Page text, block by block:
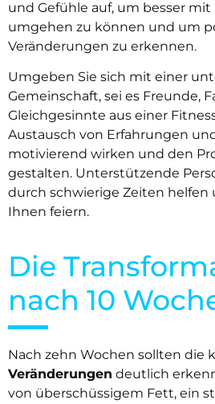
und Gefühle auf, um besser
umgehen zu können und um
Veränderungen zu erkennen.
Umgeben Sie sich mit einer
Gemeinschaft, sei es Freunde,
Gleichgesinnte aus einer
Austausch von Erfahrungen
motivierend wirken und den
gestalten. Unterstützende
durch schwierige Zeiten helfen
Ihnen feiern.
Die
nach 10
Nach zehn Wochen sollten die
Veränderungen deutlich
von überschüssigem Fett, ein